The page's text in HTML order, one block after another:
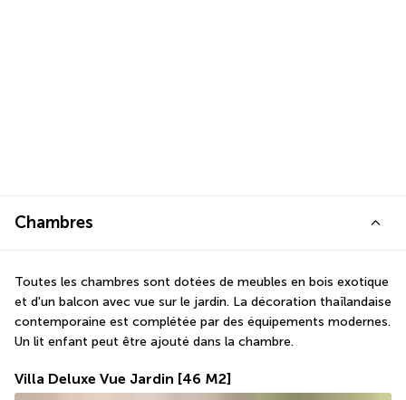
Chambres
Toutes les chambres sont dotées de meubles en bois exotique
et d'un balcon avec vue sur le jardin. La décoration thaïlandaise
contemporaine est complétée par des équipements modernes.
Un lit enfant peut être ajouté dans la chambre.
Villa Deluxe Vue Jardin [46 M2]